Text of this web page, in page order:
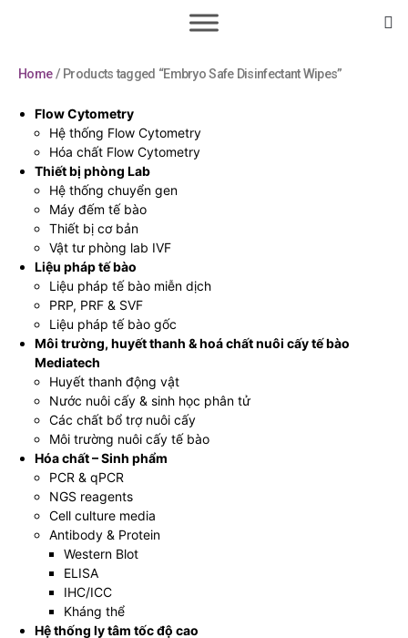
Home/ Products tagged “Embryo Safe Disinfectant Wipes”
Flow Cytometry
Hệ thống Flow Cytometry
Hóa chất Flow Cytometry
Thiết bị phòng Lab
Hệ thống chuyển gen
Máy đếm tế bào
Thiết bị cơ bản
Vật tư phòng lab IVF
Liệu pháp tế bào
Liệu pháp tế bào miễn dịch
PRP, PRF & SVF
Liệu pháp tế bào gốc
Môi trường, huyết thanh & hoá chất nuôi cấy tế bào
Mediatech
Huyết thanh động vật
Nước nuôi cấy & sinh học phân tử
Các chất bổ trợ nuôi cấy
Môi trường nuôi cấy tế bào
Hóa chất – Sinh phẩm
PCR & qPCR
NGS reagents
Cell culture media
Antibody & Protein
Western Blot
ELISA
IHC/ICC
Kháng thể
Hệ thống ly tâm tốc độ cao